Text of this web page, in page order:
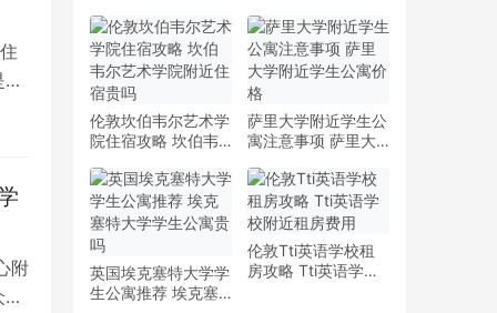
附
少钱
多少钱一周
伦敦坎伯韦尔艺术学
院住宿攻略 坎伯韦
贵吗
萨里大学附近学生公
寓注意事项 萨里大
英国埃克塞特大学学
生公寓推荐 埃克塞
伦敦Tti英语学校租
房攻略 Tti英语学校